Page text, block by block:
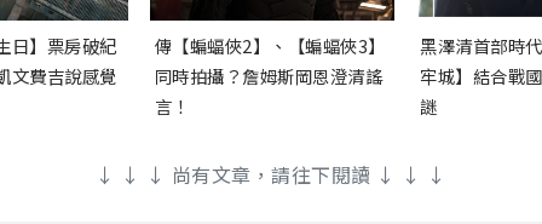
日】票房破紀
文費吉說感覺
傳【蝙蝠俠2】、【蝙蝠俠3】
同時拍攝？詹姆斯岡恩澄清謠
言！
黑澤清首部時
牢城】結合戰
謎
↓ ↓ ↓ 尚有文章，請往下閱讀 ↓ ↓ ↓